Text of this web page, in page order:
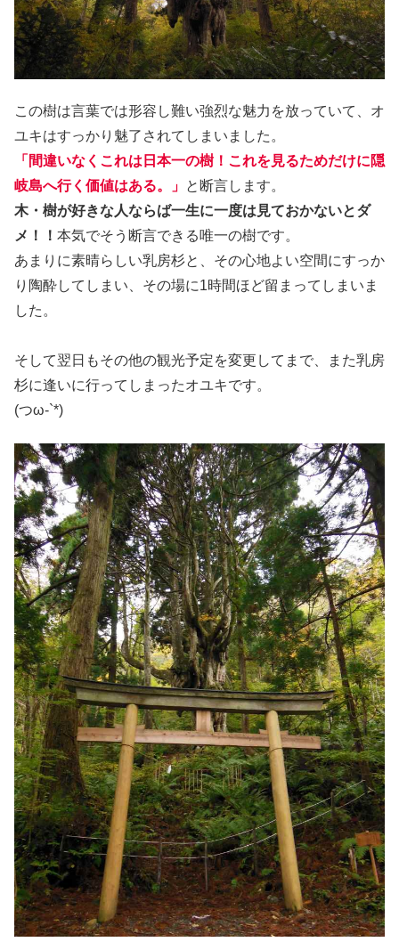
この樹は言葉では形容し難い強烈な魅力を放っていて、オ
ユキはすっかり魅了されてしまいました。
「間違いなくこれは日本一の樹！これを見るためだけに隠
岐島へ行く価値はある。」 と断言します。
木・樹が好きな人ならば一生に一度は見ておかないとダ
メ！！ 本気でそう断言できる唯一の樹です。
あまりに素晴らしい乳房杉と、その心地よい空間にすっか
り陶酔してしまい、その場に1時間ほど留まってしまいま
した。
そして翌日もその他の観光予定を変更してまで、また乳房
杉に逢いに行ってしまったオユキです。
(つω-`*)